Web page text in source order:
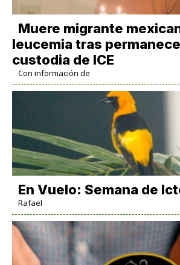
Muere migrante
leucemia tras
custodia de ICE
Con información de
En Vuelo: Semana de
Rafael